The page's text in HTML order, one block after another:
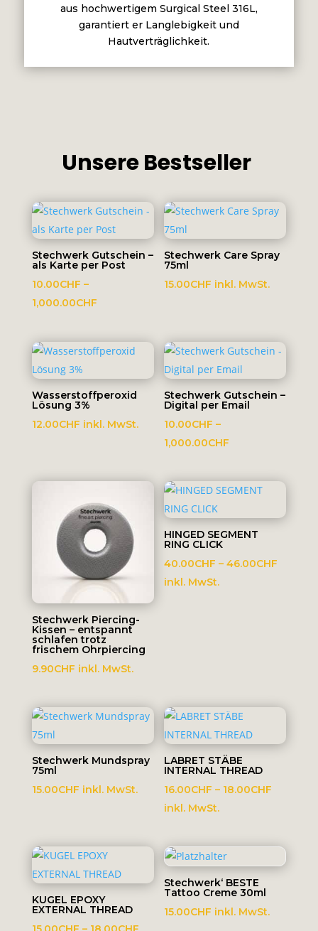
aus hochwertigem Surgical Steel 316L,
garantiert er Langlebigkeit und
Hautverträglichkeit.
Unsere Bestseller
Stechwerk Gutschein –
als Karte per Post
10.00CHF –
1,000.00CHFPreisspanne:
bis
1,000.00CHF
Stechwerk Care Spray
75ml
15.00CHF inkl. MwSt.
Wasserstoffperoxid
Lösung 3%
12.00CHF inkl. MwSt.
Stechwerk Gutschein –
Digital per Email
10.00CHF –
1,000.00CHF
bis
1,000.00CHF
Stechwerk Piercing-
Kissen – entspannt
schlafen trotz
frischem Ohrpiercing
9.90CHF inkl. MwSt.
HINGED SEGMENT
RING CLICK
40.00CHF –46.00CHF
inkl. MwSt.
Stechwerk Mundspray
75ml
15.00CHF inkl. MwSt.
LABRET STÄBE
INTERNAL THREAD
16.00CHF – 18.00CHF
inkl. MwSt.
KUGEL EPOXY
EXTERNAL THREAD
Preisspanne:
Stechwerk‘ BESTE
Tattoo Creme 30ml
15.00CHF inkl. MwSt.